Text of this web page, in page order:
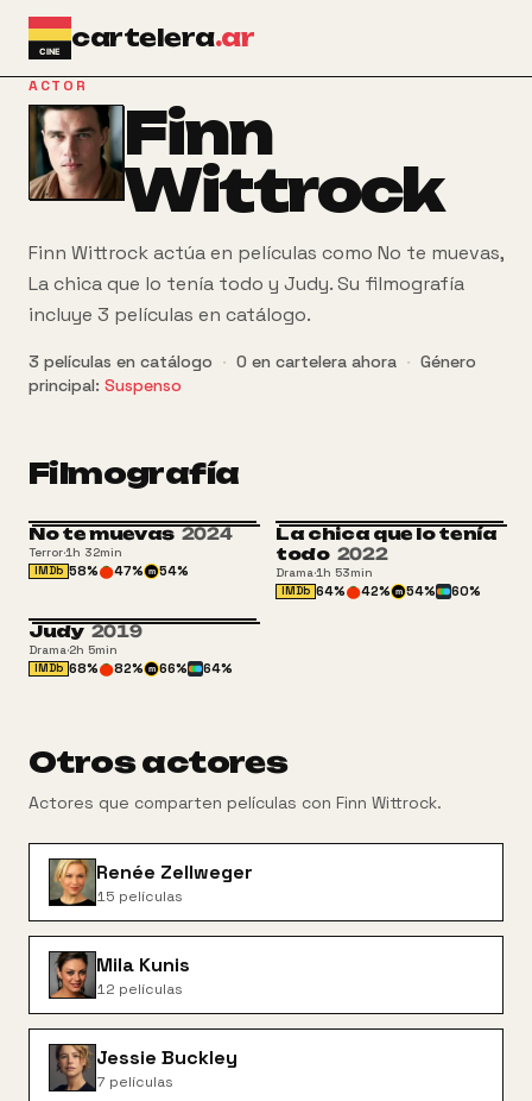
Ir al contenido principal
cartelera.ar
ACTOR
Finn
Wittrock
Finn Wittrock actúa en películas como No te muevas,
La chica que lo tenía todo y Judy. Su filmografía
incluye 3 películas en catálogo.
3 películas en catálogo · 0 en cartelera ahora · Género
principal: Suspenso
Filmografía
No te muevas 2024
Terror·1h 32min
IMDb 58% 47% m 54%
La chica que lo tenía
todo 2022
Drama·1h 53min
IMDb 64% 42% m 54% 60%
Judy 2019
Drama·2h 5min
IMDb 68% 82% m 66% 64%
Otros actores
Actores que comparten películas con Finn Wittrock.
Renée Zellweger
15 películas
Mila Kunis
12 películas
Jessie Buckley
7 películas